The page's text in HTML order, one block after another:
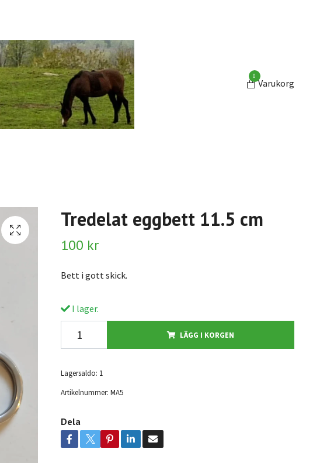
0
Varukorg
Tredelat eggbett 11.5 cm
100 kr
Bett i gott skick.
I lager.
LÄGG I KORGEN
Lagersaldo: 1
Artikelnummer: MA5
Dela